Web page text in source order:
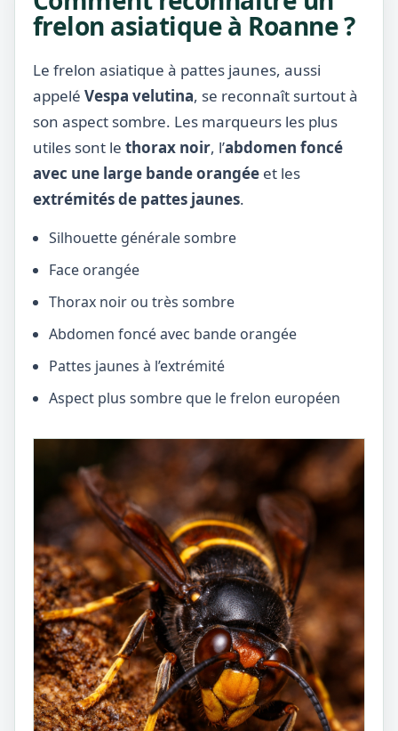
frelon asiatique à Roanne ?
Le frelon asiatique à pattes jaunes, aussi
appelé Vespa velutina, se reconnaît surtout à
son aspect sombre. Les marqueurs les plus
utiles sont le thorax noir, l’abdomen foncé
avec une large bande orangée et les
extrémités de pattes jaunes.
Silhouette générale sombre
Face orangée
Thorax noir ou très sombre
Abdomen foncé avec bande orangée
Pattes jaunes à l’extrémité
Aspect plus sombre que le frelon européen